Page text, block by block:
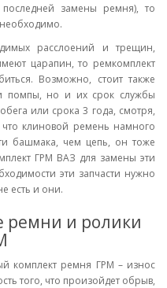
замены ремня), то
расслоений и трещин,
царапин, то ремкомплект
Возможно, стоит также
и помпы, но и их срок службы
или срока 3 года, смотря,
что клиновой ремень намного
башмака, чем цепь, он тоже
ГРМ ВАЗ для замены эти
эти запчасти нужно
есть и они.
ремни и ролики
комплект ремня ГРМ – износ
того, что произойдет обрыв,